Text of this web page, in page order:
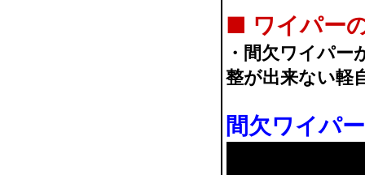
■ ワイパー
・間欠ワイパ
整が出来ない軽
間欠ワイパ